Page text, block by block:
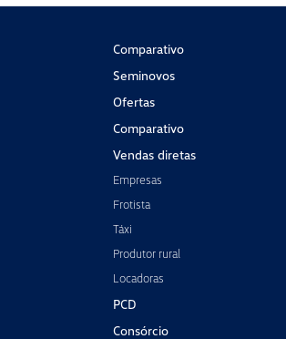
Comparativo
Seminovos
Ofertas
Comparativo
Vendas diretas
Empresas
Frotista
Táxi
Produtor rural
Locadoras
PCD
Consórcio